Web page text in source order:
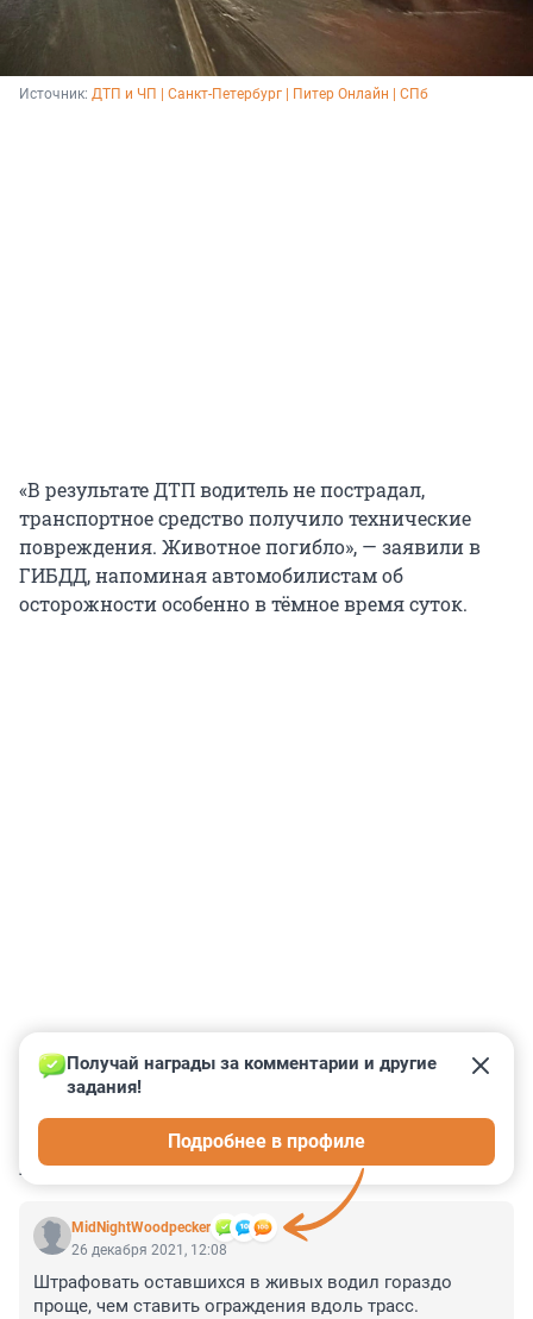
Источник: ДТП и ЧП | Санкт-Петербург | Питер Онлайн | СПб
«В результате ДТП водитель не пострадал,
транспортное средство получило технические
повреждения. Животное погибло», — заявили в
ГИБДД, напоминая автомобилистам об
осторожности особенно в тёмное время суток.
КОММЕНТАРИИ 2
MidNightWoodpecker
Получай награды за комментарии и другие
задания!
Подробнее в профиле
26 декабря 2021, 12:08
Штрафовать оставшихся в живых водил гораздо
проще, чем ставить ограждения вдоль трасс.